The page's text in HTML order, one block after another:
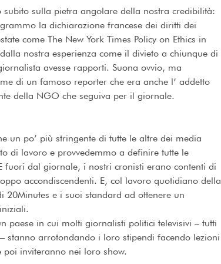
sulla pietra angolare della nostra credibilità:
la dichiarazione francese dei diritti dei
come The New York Times Policy on Ethics in
nostra esperienza come il divieto a chiunque di
avesse rapporti. Suona ovvio, ma
di un famoso reporter che era anche l’ addetto
della NGO che seguiva per il giornale.
un po’ più stringente di tutte le altre dei media
di lavoro e provvedemmo a definire tutte le
fuori dal giornale, i nostri cronisti erano contenti di
accondiscendenti. E, col lavoro quotidiano della
e i suoi standard ad ottenere un
paese in cui molti giornalisti politici televisivi – tutti
stanno arrotondando i loro stipendi facendo lezioni
inviteranno nei loro show.